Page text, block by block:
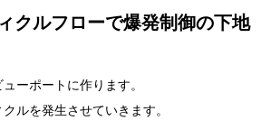
クルフローで爆発制御の下地
ーポートに作ります。
ルを発生させていきます。